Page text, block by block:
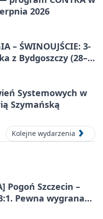
2026
– ŚWINOUJŚCIE: 3-
z Bydgoszczy (28–
Systemowych w
Szymańską
Kolejne wydarzenia
Pogoń Szczecin –
Pewna wygrana